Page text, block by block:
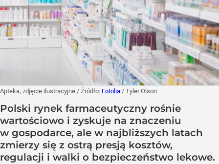
Apteka, zdjęcie ilustracyjne / Źródło: Fotolia / Tyler Olson
Polski rynek farmaceutyczny rośnie
wartościowo i zyskuje na znaczeniu
w gospodarce, ale w najbliższych latach
zmierzy się z ostrą presją kosztów,
regulacji i walki o bezpieczeństwo lekowe.